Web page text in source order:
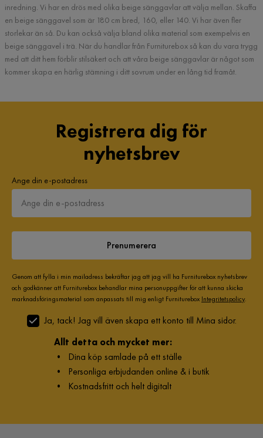
inredning. Vi har en drös med olika beige sänggavlar att välja mellan. Skaffa
en beige sänggavel som är 180 cm bred, 160, eller 140. Vi har även fler
storlekar än så. Du kan också välja bland olika material som exempelvis en
beige sänggavel i trä. När du handlar från Furniturebox så kan du vara trygg
med att ditt hem förblir stilsäkert och att våra beige sänggavlar är något som
kommer skapa en härlig stämning i ditt sovrum under en lång tid framåt.
Registrera dig för
nyhetsbrev
Ange din e-postadress
Prenumerera
Genom att fylla i min mailadress bekräftar jag att jag vill ha Furniturebox nyhetsbrev
och godkänner att Furniturebox behandlar mina personuppgifter för att kunna skicka
marknadsföringsmaterial som anpassats till mig enligt Furniturebox Integritetspolicy.
Ja, tack! Jag vill även skapa ett konto till Mina sidor.
Allt detta och mycket mer:
• Dina köp samlade på ett ställe
• Personliga erbjudanden online & i butik
• Kostnadsfritt och helt digitalt